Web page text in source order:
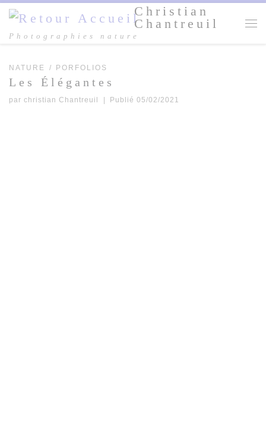
Passer au contenu
Christian
Chantreuil
Photographies nature
NATURE PORFOLIOS
Les Élégantes
par christian Chantreuil Publié05/02/2021